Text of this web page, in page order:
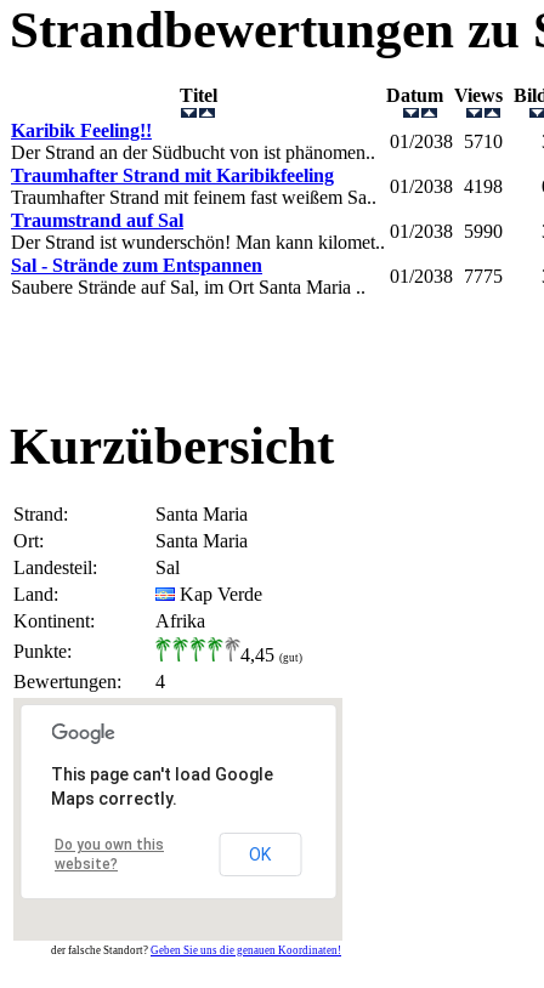
Strandbewertungen zu
Titel Datum Views
Karibik Feeling!!
Der Strand an der Südbucht von ist phänomen..
01/2038 5710
Traumhafter Strand mit Karibikfeeling
Traumhafter Strand mit feinem fast weißem Sa..
01/2038 4198
Traumstrand auf Sal
Der Strand ist wunderschön! Man kann kilomet..
01/2038 5990
Sal - Strände zum Entspannen
Saubere Strände auf Sal, im Ort Santa Maria ..
01/2038 7775
Kurzübersicht
Strand:
Santa Maria
Ort:
Santa Maria
Landesteil:
Sal
Land:
Kap Verde
Kontinent:
Afrika
Punkte:
4,45 (gut)
Bewertungen: 4
This page can't load Google
Maps correctly.
Do you own this
website?
OK
der falsche Standort? Geben Sie uns die genauen Koordinaten!